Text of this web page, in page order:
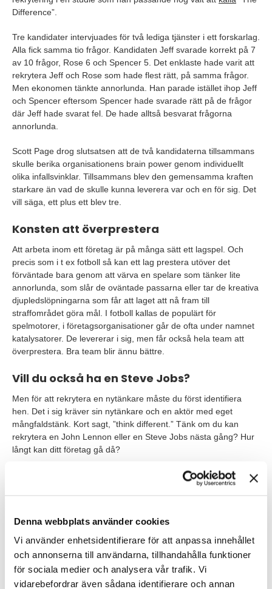
Denna webbplats använder cookies
Vi använder enhetsidentifierare för att anpassa innehållet
och annonserna till användarna, tillhandahålla funktioner
för sociala medier och analysera vår trafik. Vi
vidarebefordrar även sådana identifierare och annan
Difference”.
Tre kandidater intervjuades för två lediga tjänster i ett forskarlag.
Alla fick samma tio frågor. Kandidaten Jeff svarade korrekt på 7
av 10 frågor, Rose 6 och Spencer 5. Det enklaste hade varit att
rekrytera Jeff och Rose som hade flest rätt, på samma frågor.
Men ekonomen tänkte annorlunda. Han parade istället ihop Jeff
och Spencer eftersom Spencer hade svarade rätt på de frågor
där Jeff hade svarat fel. De hade alltså besvarat frågorna
annorlunda.
Scott Page drog slutsatsen att de två kandidaterna tillsammans
skulle berika organisationens brain power genom individuellt
olika infallsvinklar. Tillsammans blev den gemensamma kraften
starkare än vad de skulle kunna leverera var och en för sig. Det
vill säga, ett plus ett blev tre.
Konsten att överprestera
Att arbeta inom ett företag är på många sätt ett lagspel. Och
precis som i t ex fotboll så kan ett lag prestera utöver det
förväntade bara genom att värva en spelare som tänker lite
annorlunda, som slår de oväntade passarna eller tar de kreativa
djupledslöpningarna som får att laget att nå fram till
straffområdet göra mål. I fotboll kallas de populärt för
spelmotorer, i företagsorganisationer går de ofta under namnet
katalysatorer. De levererar i sig, men får också hela team att
överprestera. Bra team blir ännu bättre.
Vill du också ha en Steve Jobs?
Men för att rekrytera en nytänkare måste du först identifiera
hen. Det i sig kräver sin nytänkare och en aktör med eget
mångfaldstänk. Kort sagt, ”think different.” Tänk om du kan
rekrytera en John Lennon eller en Steve Jobs nästa gång? Hur
långt kan ditt företag gå då?
Varför inte prova? På TNG arbetar vi medfördomsfri
vilket bidrar till mångfald och innovation hos
Charlotte Ulvros
Charlotte är marknads- och digitalchef på Talent
Navigation Group och ansvarar för marknadsföring,